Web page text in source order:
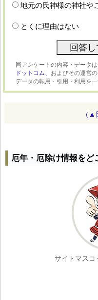
地元の氏神様の神社や
とくに理由はない
同アンケートの内容・データ
ドットコム、 およびその運営
データの転用・引用・利用を一
（▲
厄年・厄除け情報をど
サイトマスコ